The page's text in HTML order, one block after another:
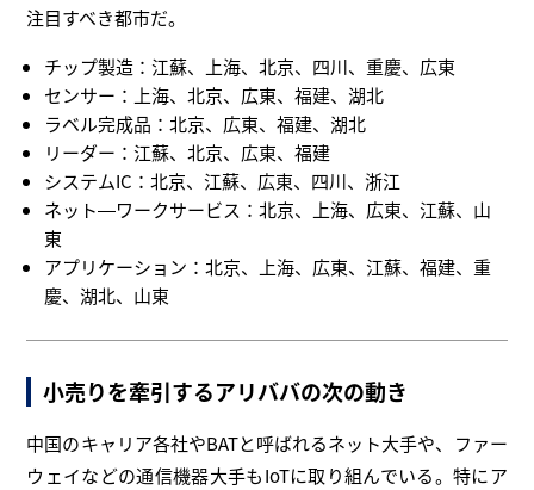
注目すべき都市だ。
チップ製造：江蘇、上海、北京、四川、重慶、広東
センサー：上海、北京、広東、福建、湖北
ラベル完成品：北京、広東、福建、湖北
リーダー：江蘇、北京、広東、福建
システムIC：北京、江蘇、広東、四川、浙江
ネット―ワークサービス：北京、上海、広東、江蘇、山
東
アプリケーション：北京、上海、広東、江蘇、福建、重
慶、湖北、山東
小売りを牽引するアリババの次の動き
中国のキャリア各社やBATと呼ばれるネット大手や、ファー
ウェイなどの通信機器大手もIoTに取り組んでいる。特にア